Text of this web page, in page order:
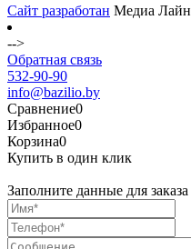
Сайт разработан Медиа Лайн
-->
Обратная связь
532-90-90
info@bazilio.by
Сравнение0
Избранное0
Корзина0
Купить в один клик
Заполните данные для заказа